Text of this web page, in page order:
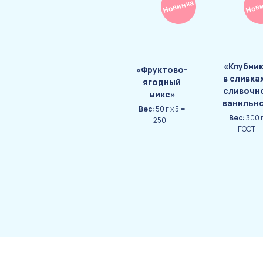
Новинка
«Фруктово-
ягодный
микс»
Вес: 50 г х 5 =
250 г
в
Вес:300
ГОСТ